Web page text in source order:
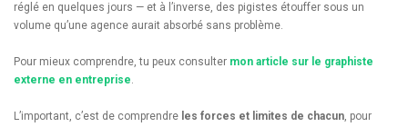
réglé en quelques jours — et à l’inverse, des pigistes étouffer sous un
volume qu’une agence aurait absorbé sans problème.
Pour mieux comprendre, tu peux consulter mon article sur le graphiste
externe en entreprise.
L’important, c’est de comprendre les forces et limites de chacun, pour